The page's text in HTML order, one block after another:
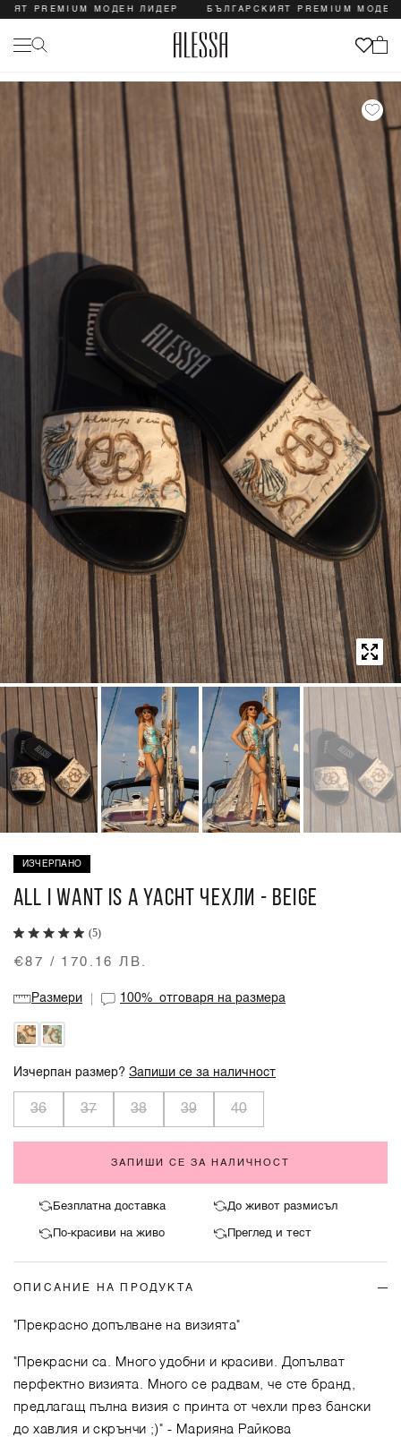
PREMIUM МОДЕН ЛИДЕР БЪЛГАРСКИЯТ PREMIUM МОДЕН
ИЗЧЕРПАНО
ALL I WANT IS A YACHT ЧЕХЛИ - BEIGE
(5)
€87 / 170.16 ЛВ.
Размери 100%отговаря на размера
Изчерпан размер?Запиши се за наличност
36 37 38 39 40
ЗАПИШИ СЕ ЗА НАЛИЧНОСТ
Безплатна доставка До живот размисъл
По-красиви на живо Преглед и тест
ОПИСАНИЕ НА ПРОДУКТА
"Прекрасно допълване на визията"
"Прекрасни са. Много удобни и красиви. Допълват
перфектно визията. Много се радвам, че сте бранд,
предлагащ пълна визия с принта от чехли през бански
до хавлия и скрънчи ;)" - Марияна Райкова